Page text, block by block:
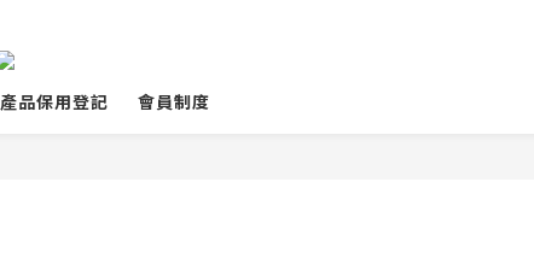
產品保用登記 會員制度